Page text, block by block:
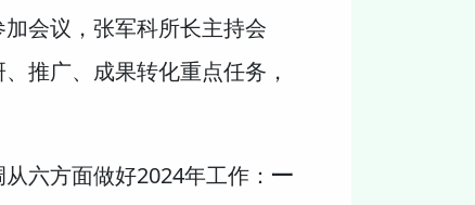
会议，张军科所长主持会
推广、成果转化重点任务，
六方面做好2024年工作： 一